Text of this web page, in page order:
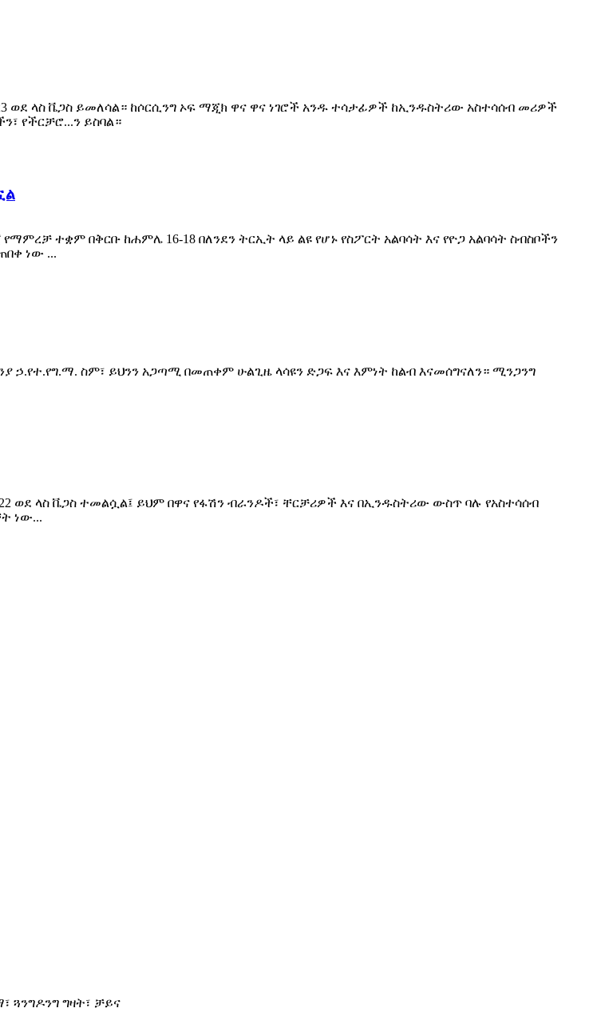
ወደ ላስ ቬጋስ ይመለሳል። ከሶርሲንግ ኦፍ ማጂክ ዋና ዋና ነገሮች አንዱ ተሳታፊዎች ከኢንዱስትሪው አስተሳሰብ መሪዎች
የችርቻሮ...ን ይስባል።
ተቋም በቅርቡ ከሐምሌ 16-18 በለንደን ትርኢት ላይ ልዩ የሆኑ የስፖርት አልባሳት እና የዮጋ አልባሳት ስብስቦችን
ነው ...
ኃ.የተ.የግ.ማ. ስም፣ ይህንን አጋጣሚ በመጠቀም ሁልጊዜ ላሳዩን ድጋፍ እና እምነት ከልብ እናመሰግናለን። ሚንጋንግ
ወደ ላስ ቬጋስ ተመልሷል፤ ይህም በዋና የፋሽን ብራንዶች፣ ቸርቻሪዎች እና በኢንዱስትሪው ውስጥ ባሉ የአስተሳሰብ
ነው...
ጓንግዶንግ ግዛት፣ ቻይና